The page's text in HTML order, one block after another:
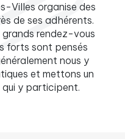
Villes organise des
de ses adhérents.
rendez-vous
forts sont pensés
nous y
et mettons un
qui y participent.